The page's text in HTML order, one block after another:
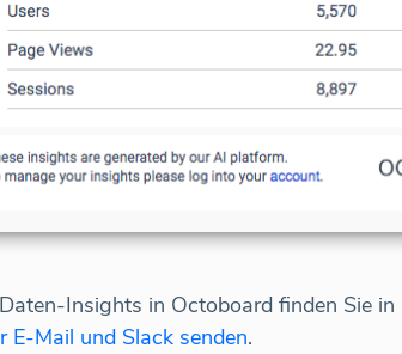
Insights in Octoboard finden Sie
Mail und Slack senden.